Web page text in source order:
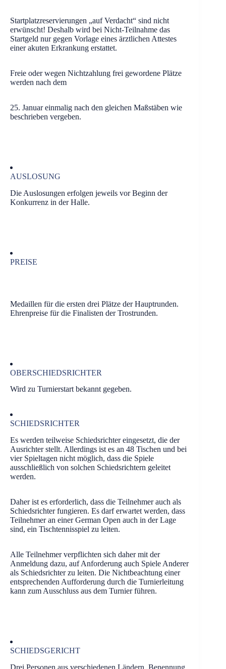
Startplatzreservierungen „auf Verdacht“ sind nicht
erwünscht! Deshalb wird bei Nicht-Teilnahme das
Startgeld nur gegen Vorlage eines ärztlichen Attestes
einer akuten Erkrankung erstattet.
Freie oder wegen Nichtzahlung frei gewordene Plätze
werden nach dem
25. Januar einmalig nach den gleichen Maßstäben wie
beschrieben vergeben.
AUSLOSUNG
Die Auslosungen erfolgen jeweils vor Beginn der
Konkurrenz in der Halle.
PREISE
Medaillen für die ersten drei Plätze der Hauptrunden.
Ehrenpreise für die Finalisten der Trostrunden.
OBERSCHIEDSRICHTER
Wird zu Turnierstart bekannt gegeben.
SCHIEDSRICHTER
Es werden teilweise Schiedsrichter eingesetzt, die der
Ausrichter stellt. Allerdings ist es an 48 Tischen und bei
vier Spieltagen nicht möglich, dass die Spiele
ausschließlich von solchen Schiedsrichtern geleitet
werden.
Daher ist es erforderlich, dass die Teilnehmer auch als
Schiedsrichter fungieren. Es darf erwartet werden, dass
Teilnehmer an einer German Open auch in der Lage
sind, ein Tischtennisspiel zu leiten.
Alle Teilnehmer verpflichten sich daher mit der
Anmeldung dazu, auf Anforderung auch Spiele Anderer
als Schiedsrichter zu leiten. Die Nichtbeachtung einer
entsprechenden Aufforderung durch die Turnierleitung
kann zum Ausschluss aus dem Turnier führen.
SCHIEDSGERICHT
Drei Personen aus verschiedenen Ländern, Benennung